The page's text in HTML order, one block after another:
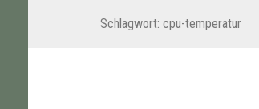
Schlagwort: cpu-temperatur